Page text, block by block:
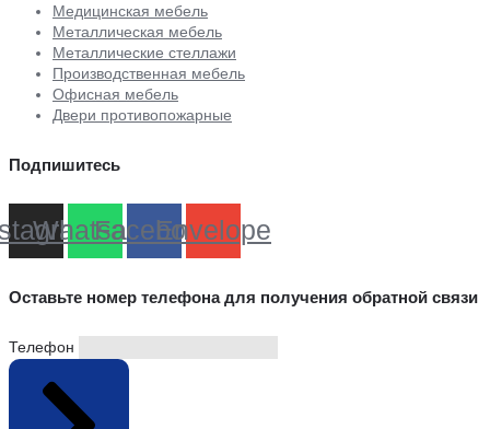
Медицинская мебель
Металлическая мебель
Металлические стеллажи
Производственная мебель
Офисная мебель
Двери противопожарные
Подпишитесь
WhatsappFacebookEnvelope
Оставьте номер телефона для получения обратной связи
Телефон